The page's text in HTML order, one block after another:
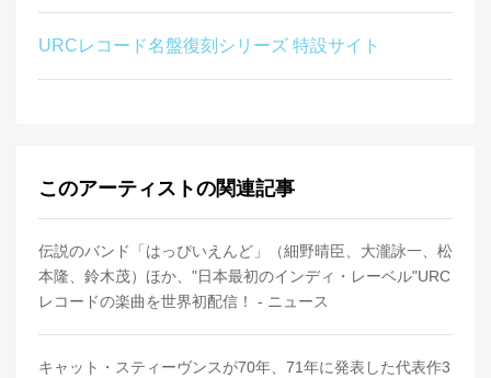
URCレコード名盤復刻シリーズ 特設サイト
このアーティストの関連記事
​​​​​​​伝説のバンド「はっぴいえんど」（細野晴臣、大瀧詠一、松
本隆、鈴木茂）ほか、"日本最初のインディ・レーベル"URC
レコードの楽曲を世界初配信！ - ニュース
キャット・スティーヴンスが70年、71年に発表した代表作3